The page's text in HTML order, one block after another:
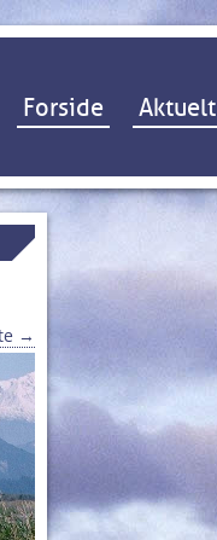
Hop til indhold
Forside Aktuelt
→